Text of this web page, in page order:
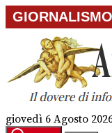
Skip
to
content
giovedì 6 Agosto